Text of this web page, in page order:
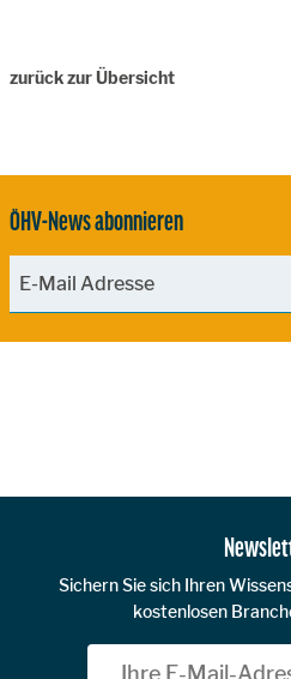
zurück zur Übersicht
ÖHV-News abonnieren
Sichern Sie sich Ihren
kostenlosen